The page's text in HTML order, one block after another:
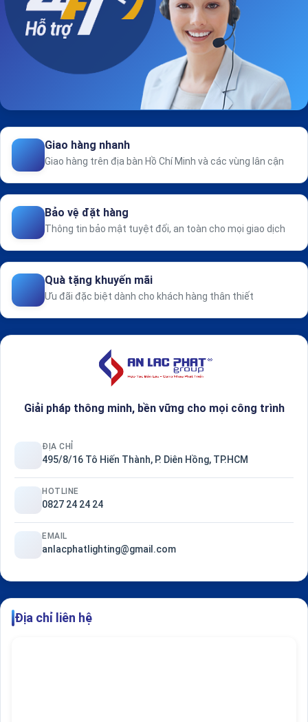
Giao hàng nhanh
Giao hàng trên địa bàn Hồ Chí Minh và các vùng lân cận
Bảo vệ đặt hàng
Thông tin bảo mật tuyệt đối, an toàn cho mọi giao dịch
Quà tặng khuyến mãi
Ưu đãi đặc biệt dành cho khách hàng thân thiết
Giải pháp thông minh, bền vững cho mọi công trình
ĐỊA CHỈ
495/8/16 Tô Hiến Thành, P. Diên Hồng, TP.HCM
HOTLINE
0827 24 24 24
EMAIL
anlacphatlighting@gmail.com
Địa chỉ liên hệ